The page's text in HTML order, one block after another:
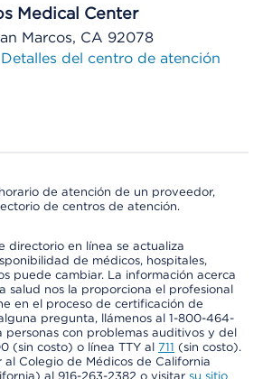
Medical Center
Marcos, CA 92078
Detalles del centro de atención
de atención de un proveedor,
de centros de atención.
directorio en línea se actualiza
de médicos, hospitales,
puede cambiar. La información acerca
salud nos la proporciona el profesional
en el proceso de certificación de
pregunta, llámenos al 1-800-464-
personas con problemas auditivos y del
(sin costo) o línea TTY al 711 (sin costo).
al Colegio de Médicos de California
al 916-263-2382 o visitar su sitio